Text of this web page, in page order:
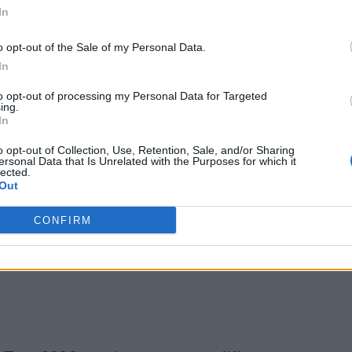
opt-out of the Sale of my Personal Data.
opt-out of processing my Personal Data for Targeted
opt-out of Collection, Use, Retention, Sale, and/or Sharing
Data that Is Unrelated with the Purposes for which it
CONFIRM
Arena
Arena
quindi a questo già ampio giro di palazzetti
Tour e l’Indoor Arena Tour di Frah Quintale
alle ore 11:00
venue per aggiornamenti su